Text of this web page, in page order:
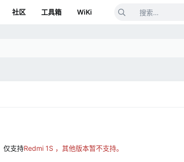
社区 工具箱 WiKi
仅支持Redmi 1S ，其他版本暂不支持。